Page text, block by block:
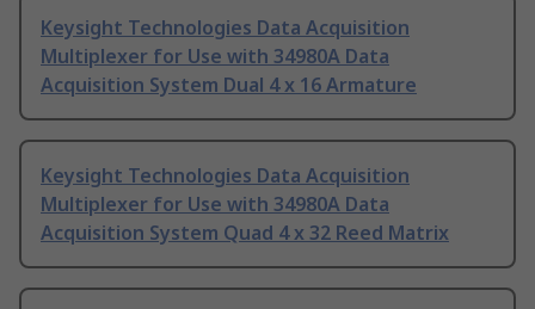
Keysight Technologies Data Acquisition
Multiplexer for Use with 34980A Data
Acquisition System Dual 4 x 16 Armature
Keysight Technologies Data Acquisition
Multiplexer for Use with 34980A Data
Acquisition System Quad 4 x 32 Reed Matrix